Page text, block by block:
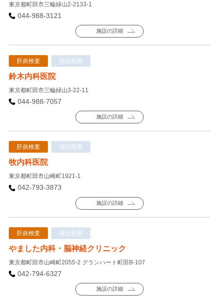
東京都町田市三輪緑山2-2133-1
044-988-3121
施設の詳細
肝炎検査 指定医療
鈴木内科医院
東京都町田市三輪緑山3-22-11
044-988-7057
施設の詳細
肝炎検査 指定医療
牧内科医院
東京都町田市山崎町1921-1
042-793-3873
施設の詳細
肝炎検査 指定医療
やました内科・脳神経クリニック
東京都町田市山崎町2055-2 グランハート町田B-107
042-794-6327
施設の詳細